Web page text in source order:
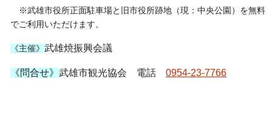
※武雄市役所正面駐車場と旧市役所跡地（現：中央公園）を無料
でご利用いただけます。
《主催》 武雄焼振興会議
《問合せ》 武雄市観光協会 電話 0954-23-7766